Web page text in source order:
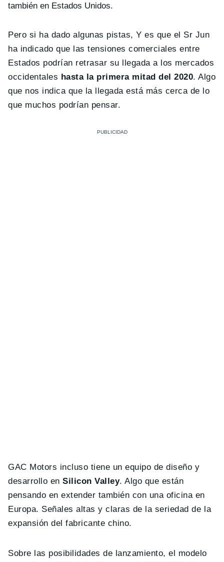
también en Estados Unidos.
Pero si ha dado algunas pistas, Y es que el Sr Jun
ha indicado que las tensiones comerciales entre
Estados podrían retrasar su llegada a los mercados
occidentales hasta la primera mitad del 2020. Algo
que nos indica que la llegada está más cerca de lo
que muchos podrían pensar.
GAC Motors incluso tiene un equipo de diseño y
desarrollo en Silicon Valley. Algo que están
pensando en extender también con una oficina en
Europa. Señales altas y claras de la seriedad de la
expansión del fabricante chino.
Sobre las posibilidades de lanzamiento, el modelo